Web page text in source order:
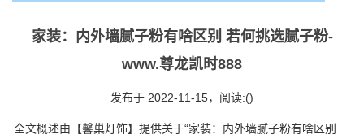
家装：内外墙腻子粉有啥区别 若何挑选腻子粉-
www.尊龙凯时888
发布于 2022-11-15， 阅读:()
全文概述由【馨巢灯饰】提供关于“家装：内外墙腻子粉有啥区别